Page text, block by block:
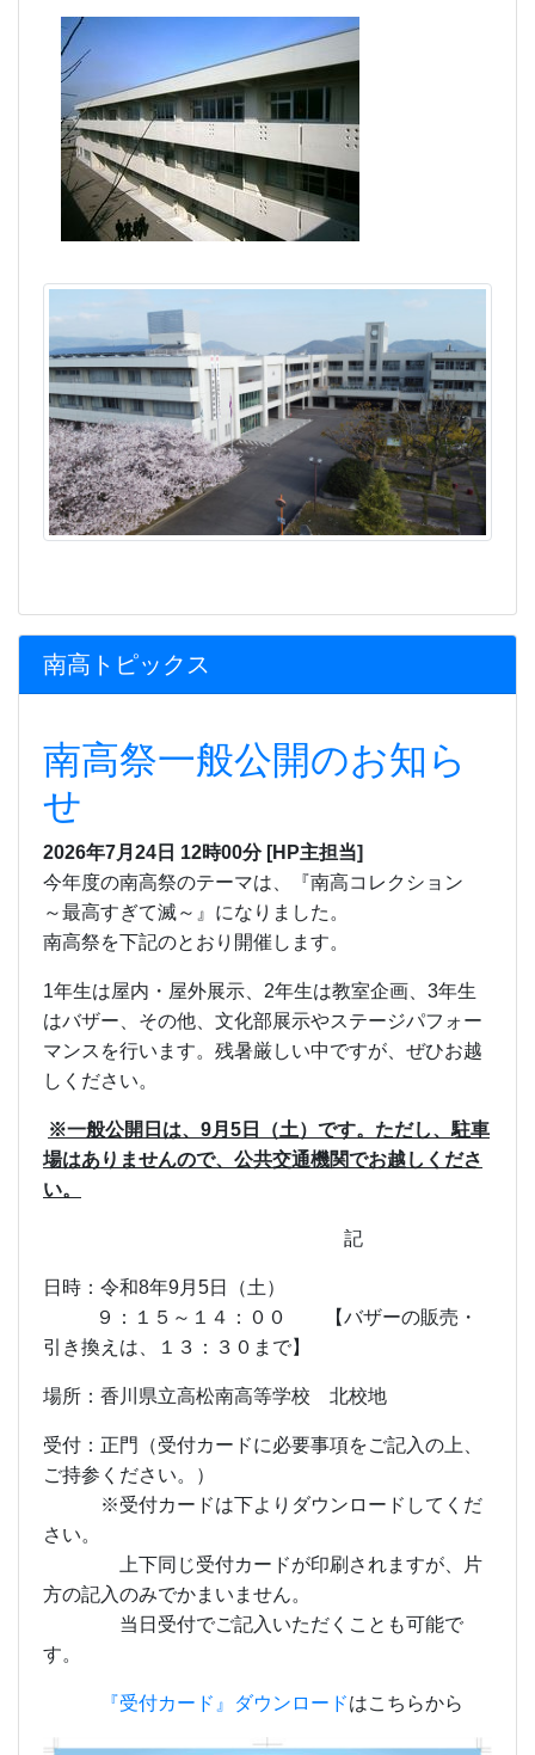
南高トピックス
南高祭一般公開のお知ら
せ
2026年7月24日 12時00分 [HP主担当]
今年度の南高祭のテーマは、『南高コレクション
～最高すぎて滅～』になりました。
南高祭を下記のとおり開催します。
1年生は屋内・屋外展示、 2年生は教室企画、 3年生
はバザー、その他、文化部展示やステージパフォー
マンスを行います。残暑厳しい中ですが、ぜひお越
しください。
※一般公開日は、 9月 5 日（土）です。ただし、駐車
場はありませんので、公共交通機関でお越しくださ
い。
記
日時：令和8年9月 5日（土）
９：１５～１４：００ 【バザーの販売・
引き換えは、１３：３０まで】
場所：香川県立高松南高等学校 北校地
受付：正門（受付カードに必要事項をご記入の上、
ご持参ください。）
※受付カードは下よりダウンロードしてくだ
さい。
上下同じ受付カードが印刷されますが、片
方の記入のみでかまいません。
当日受付でご記入いただくことも可能で
す。
『受付カード』ダウンロードはこちらから